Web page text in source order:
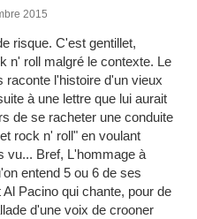
2015
risque. C'est gentillet,
n' roll malgré le contexte. Le
raconte l'histoire d'un vieux
à une lettre que lui aurait
de se racheter une conduite
rock n' roll" en voulant
vu... Bref, L'hommage à
entend 5 ou 6 de ses
Pacino qui chante, pour de
d'une voix de crooner